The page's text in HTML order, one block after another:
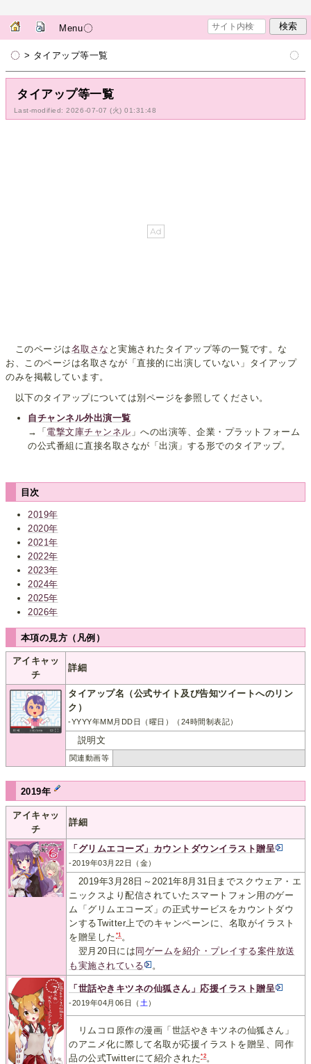
Menu
> タイアップ等一覧
タイアップ等一覧
Last-modified: 2026-07-07 (火) 01:31:48
このページは名取さな と実施されたタイアップ等の一覧です。な
お、このページは名取さなが「直接的に出演していない」タイアップ
のみを掲載しています。
以下のタイアップについては別ページを参照してください。
自チャンネル外出演一覧
→「電撃文庫チャンネル 」への出演等、企業・プラットフォーム
の公式番組に直接名取さなが「出演」する形でのタイアップ。
目次
2019年
2020年
2021年
2022年
2023年
2024年
2025年
2026年
本項の見方（凡例）
アイキャッ
チ
詳細
タイアップ名（公式サイト及び告知ツイートへのリン
ク）
-YYYY年MM月DD日（曜日）（24時間制表記）
説明文
関連動画等
2019年
アイキャッ
チ
詳細
「グリムエコーズ」カウントダウンイラスト贈呈
-2019年03月22日（金）
2019年3月28日～2021年8月31日までスクウェア・エ
ニックスより配信されていたスマートフォン用のゲー
ム「グリムエコーズ」の正式サービスをカウントダウ
ンするTwitter上でのキャンペーンに、名取がイラスト
を贈呈した *1。
翌月20日には 同ゲームを紹介・プレイする案件放送
も実施されている
。
「世話やきキツネの仙狐さん」応援イラスト贈呈
-2019年04月06日（ 土 ）
リムコロ原作の漫画「世話やきキツネの仙狐さん」
のアニメ化に際して名取が応援イラストを贈呈、同作
品の公式Twitterにて紹介された*2。